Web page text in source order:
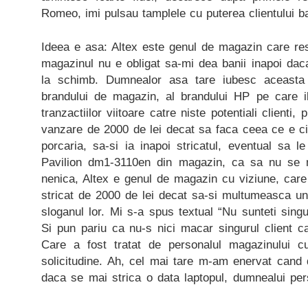
Romeo, imi pulsau tamplele cu puterea clientului
Ideea e asa: Altex este genul de magazin care
magazinul nu e obligat sa-mi dea banii inapoi
la schimb. Dumnealor asa tare iubesc
brandului de magazin, al brandului HP pe care
tranzactiilor viitoare catre niste potentiali clienti,
vanzare de 2000 de lei decat sa faca ceea ce e
porcaria, sa-si ia inapoi stricatul, eventual sa
Pavilion dm1-3110en din magazin, ca sa nu
nenica, Altex e genul de magazin cu viziune,
stricat de 2000 de lei decat sa-si multumeasca
sloganul lor. Mi s-a spus textual “Nu sunteti
Si pun pariu ca nu-s nici macar singurul client
Care a fost tratat de personalul magazinului
solicitudine. Ah, cel mai tare m-am enervat
daca se mai strica o data laptopul, dumnealui